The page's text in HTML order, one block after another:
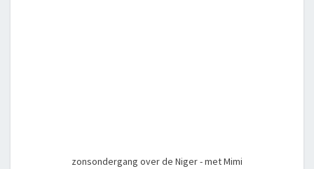
zonsondergang over de Niger - met Mimi